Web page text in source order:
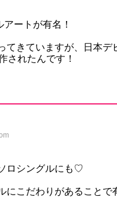
ートが有名！
てきていますが、日本
されたんです！
ロシングルにも♡
にこだわりがあること